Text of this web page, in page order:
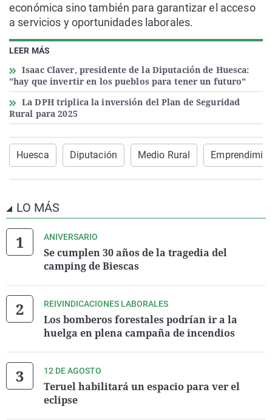
LEER MÁS
Isaac Claver, presidente de la Diputación de Huesca:
"hay que invertir en los pueblos para tener un futuro"
La DPH triplica la inversión del Plan de Seguridad
Rural para 2025
económica sino también para garantizar el acceso
a servicios y oportunidades laborales.
Huesca Diputación Medio Rural
LO MÁS
ANIVERSARIO
Se cumplen 30 años de la tragedia del
camping de Biescas
REIVINDICACIONES LABORALES
Los bomberos forestales podrían ir a la
huelga en plena campaña de incendios
12 DE AGOSTO
Teruel habilitará un espacio para ver el
eclipse